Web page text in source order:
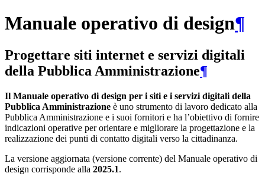
Manuale operativo di design¶
Progettare siti internet e servizi digitali
della Pubblica Amministrazione¶
Il Manuale operativo di design per i siti e i servizi digitali della
Pubblica Amministrazione è uno strumento di lavoro dedicato alla
Pubblica Amministrazione e i suoi fornitori e ha l’obiettivo di fornire
indicazioni operative per orientare e migliorare la progettazione e la
realizzazione dei punti di contatto digitali verso la cittadinanza.
La versione aggiornata (versione corrente) del Manuale operativo di
design corrisponde alla 2025.1.